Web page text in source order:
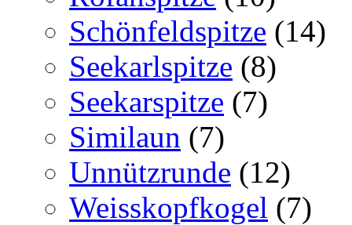
Schönfeldspitze (14)
Seekarlspitze (8)
Seekarspitze (7)
Similaun (7)
Unnützrunde (12)
Weisskopfkogel (7)